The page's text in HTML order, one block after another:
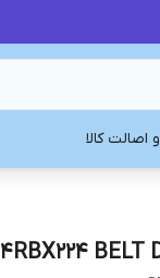
اصالت کالا
4RBX224 BELT